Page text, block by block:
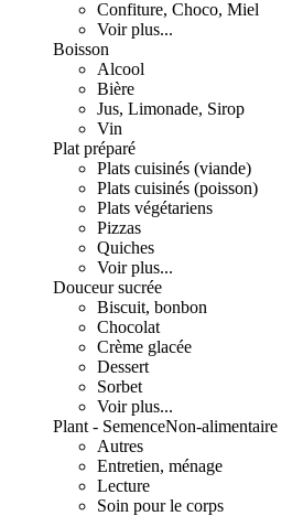
Confiture, Choco, Miel
Voir plus...
Boisson
Alcool
Bière
Jus, Limonade, Sirop
Vin
Plat préparé
Plats cuisinés (viande)
Plats cuisinés (poisson)
Plats végétariens
Pizzas
Quiches
Voir plus...
Douceur sucrée
Biscuit, bonbon
Chocolat
Crème glacée
Dessert
Sorbet
Voir plus...
Plant - SemenceNon-alimentaire
Autres
Entretien, ménage
Lecture
Soin pour le corps